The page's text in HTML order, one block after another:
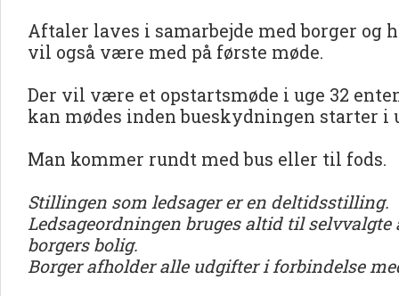
Aftaler laves i samarbejde med borger og
vil også være med på første møde.
Der vil være et opstartsmøde i uge 32
kan mødes inden bueskydningen starter i
Man kommer rundt med bus eller til fods.
Stillingen som ledsager er en deltidsstilling.
Ledsageordningen bruges altid til
borgers bolig.
Borger afholder alle udgifter i forbindelse